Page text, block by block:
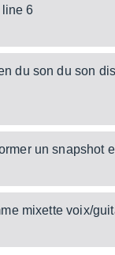
6
du son du son
un snapshot
mixette voix/